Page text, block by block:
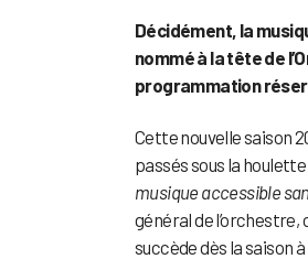
Décidément, la
nommé à la tête de
programmation
Cette nouvelle saison
passés sous la
musique accessible
général de
succède dès la saison